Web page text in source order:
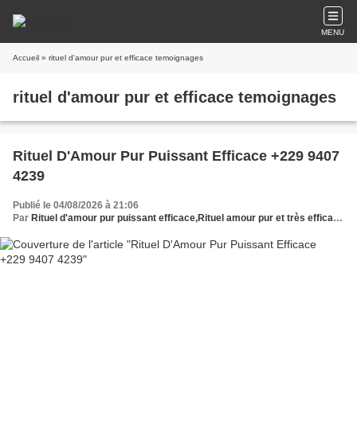
MENU
Accueil » rituel d'amour pur et efficace temoignages
rituel d'amour pur et efficace temoignages
Rituel D'Amour Pur Puissant Efficace +229 9407
4239
Publié le 04/08/2026 à 21:06
Par Rituel d'amour pur puissant efficace,Rituel amour pur et très efficace,Rituel d'amour puissant qui fonctionne,Rituel d'amour pur et puissant garanti,Rituel d'amour pur pour attirer l'amour,